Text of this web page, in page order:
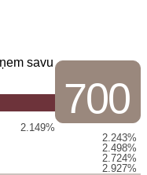
700
savu
2.149%
2.243%
2.498%
2.724%
2.927%